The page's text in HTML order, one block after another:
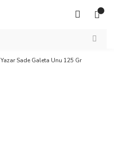
Yazar Sade Galeta Unu 125 Gr